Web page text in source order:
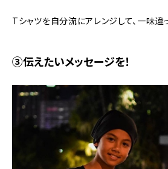
Tシャツを自分流にアレンジして、一味違
③伝えたいメッセージを！